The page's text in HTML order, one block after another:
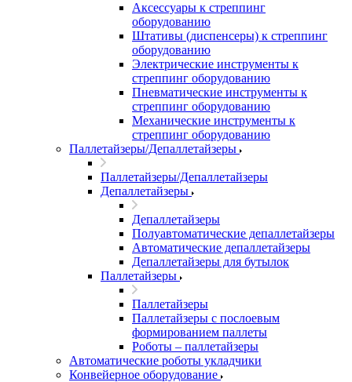
Аксессуары к стреппинг
оборудованию
Штативы (диспенсеры) к стреппинг
оборудованию
Электрические инструменты к
стреппинг оборудованию
Пневматические инструменты к
стреппинг оборудованию
Механические инструменты к
стреппинг оборудованию
Паллетайзеры/Депаллетайзеры
Паллетайзеры/Депаллетайзеры
Депаллетайзеры
Депаллетайзеры
Полуавтоматические депаллетайзеры
Автоматические депаллетайзеры
Депаллетайзеры для бутылок
Паллетайзеры
Паллетайзеры
Паллетайзеры с послоевым
формированием паллеты
Роботы – паллетайзеры
Автоматические роботы укладчики
Конвейерное оборудование